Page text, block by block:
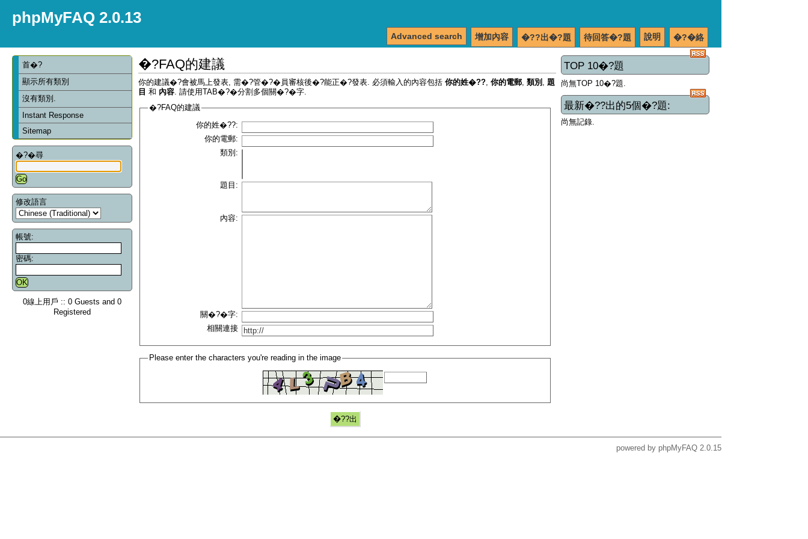
phpMyFAQ 2.0.13
�?�絡
說明
待回答�?題
�??出�?題
增加內容
Advanced search
首�?
顯示所有類別
沒有類別.
Instant Response
Sitemap
�?�尋
修改語言
帳號:
密碼:
0線上用戶 :: 0 Guests and 0
Registered
TOP 10�?題
尚無TOP 10�?題.
最新�??出的5個�?題:
尚無記錄.
�?FAQ的建議
你的建議�?會被馬上發表, 需�?管�?�員審核後�?能正�?發表. 必須輸入的內容包括 你的姓�?? 你的電郵 類別
題
目 和 內容 . 請使用TAB�?�分割多個關�?�字.
�?FAQ的建議
你的姓�??:
你的電郵:
類別:
題目:
內容:
關�?�字:
相關連接
Please enter the characters you're reading in the image
powered by phpMyFAQ 2.0.15